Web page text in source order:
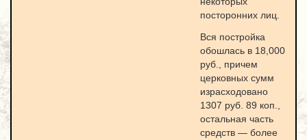
посторонних лиц.
Вся постройка
обошлась в 18,000
руб., причем
церковных сумм
израсходовано
1307 руб. 89 коп.,
остальная часть
средств — более